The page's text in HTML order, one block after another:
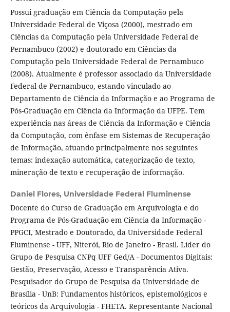
Possui graduação em Ciência da Computação pela
Universidade Federal de Viçosa (2000), mestrado em
Ciências da Computação pela Universidade Federal de
Pernambuco (2002) e doutorado em Ciências da
Computação pela Universidade Federal de Pernambuco
(2008). Atualmente é professor associado da Universidade
Federal de Pernambuco, estando vinculado ao
Departamento de Ciência da Informação e ao Programa de
Pós-Graduação em Ciência da Informação da UFPE. Tem
experiência nas áreas de Ciência da Informação e Ciência
da Computação, com ênfase em Sistemas de Recuperação
de Informação, atuando principalmente nos seguintes
temas: indexação automática, categorização de texto,
mineração de texto e recuperação de informação.
Daniel Flores, Universidade Federal Fluminense
Docente do Curso de Graduação em Arquivologia e do
Programa de Pós-Graduação em Ciência da Informação -
PPGCI, Mestrado e Doutorado, da Universidade Federal
Fluminense - UFF, Niterói, Rio de Janeiro - Brasil. Líder do
Grupo de Pesquisa CNPq UFF Ged/A - Documentos Digitais:
Gestão, Preservação, Acesso e Transparência Ativa.
Pesquisador do Grupo de Pesquisa da Universidade de
Brasília - UnB: Fundamentos históricos, epistemológicos e
teóricos da Arquivologia - FHETA. Representante Nacional